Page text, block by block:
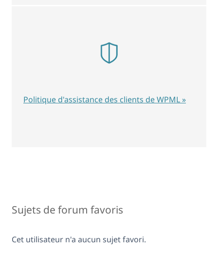
Sujets de forum favoris
Cet utilisateur n'a aucun sujet favori.
Politique d'assistance des clients de WPML »